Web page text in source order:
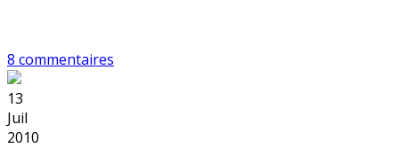
8 commentaires
13
Juil
2010